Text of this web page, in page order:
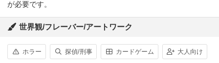
が必要です。
世界観/フレーバー/アートワーク
ホラー 探偵/刑事 カードゲーム 大人向け